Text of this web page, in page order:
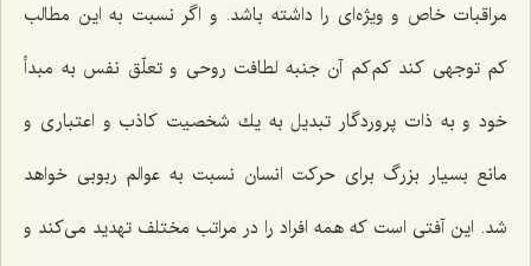
مراقبات خاص و ویژه‌ای را داشته باشد. و اگر نسبت به این مطالب
كم توجهی كند كم‌كم آن جنبه لطافت روحی و تعلّق نفس به مبدأ
خود و به ذات پروردگار تبدیل به یك شخصیت كاذب و اعتباری و
مانع بسیار بزرگ برای حركت انسان نسبت به عوالم ربوبی خواهد
شد. این آفتی است كه همه افراد را در مراتب مختلف تهدید می‌كند و